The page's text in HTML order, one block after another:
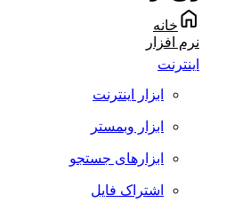
خانه
نرم افزار
اینترنت
ابزار اینترنت
ابزار وبمستر
ابزارهای جستجو
اشتراک فایل